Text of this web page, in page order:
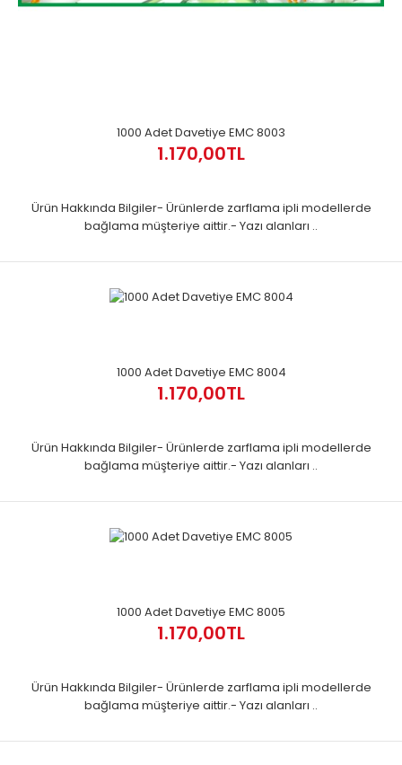
1000 Adet Davetiye EMC 8003
1.170,00TL
Ürün Hakkında Bilgiler- Ürünlerde zarflama ipli modellerde
bağlama müşteriye aittir.- Yazı alanları ..
1000 Adet Davetiye EMC 8004
1.170,00TL
Ürün Hakkında Bilgiler- Ürünlerde zarflama ipli modellerde
bağlama müşteriye aittir.- Yazı alanları ..
1000 Adet Davetiye EMC 8005
1.170,00TL
Ürün Hakkında Bilgiler- Ürünlerde zarflama ipli modellerde
bağlama müşteriye aittir.- Yazı alanları ..